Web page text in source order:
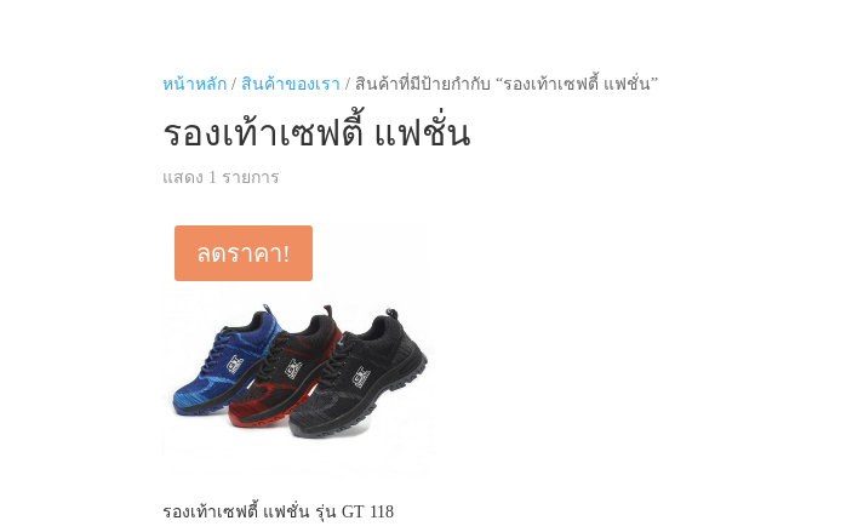
หน้าหลัก / สินค้าของเรา / สินค้าที่มีป้ายกำกับ “รองเท้าเซฟตี้ แฟชั่น”
รองเท้าเซฟตี้ แฟชั่น
แสดง 1 รายการ
ลดราคา!
รองเท้าเซฟตี้ แฟชั่น รุ่น GT 118